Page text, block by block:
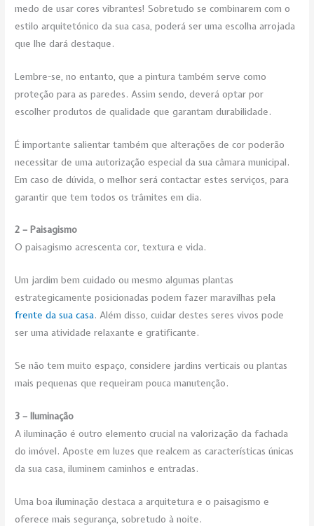
medo de usar cores vibrantes! Sobretudo se combinarem com o
estilo arquitetónico da sua casa, poderá ser uma escolha arrojada
que lhe dará destaque.
Lembre-se, no entanto, que a pintura também serve como
proteção para as paredes. Assim sendo, deverá optar por
escolher produtos de qualidade que garantam durabilidade.
É importante salientar também que alterações de cor poderão
necessitar de uma autorização especial da sua câmara municipal.
Em caso de dúvida, o melhor será contactar estes serviços, para
garantir que tem todos os trâmites em dia.
2 – Paisagismo
O paisagismo acrescenta cor, textura e vida.
Um jardim bem cuidado ou mesmo algumas plantas
estrategicamente posicionadas podem fazer maravilhas pela
frente da sua casa. Além disso, cuidar destes seres vivos pode
ser uma atividade relaxante e gratificante.
Se não tem muito espaço, considere jardins verticais ou plantas
mais pequenas que requeiram pouca manutenção.
3 – Iluminação
A iluminação é outro elemento crucial na valorização da fachada
do imóvel. Aposte em luzes que realcem as características únicas
da sua casa, iluminem caminhos e entradas.
Uma boa iluminação destaca a arquitetura e o paisagismo e
oferece mais segurança, sobretudo à noite.